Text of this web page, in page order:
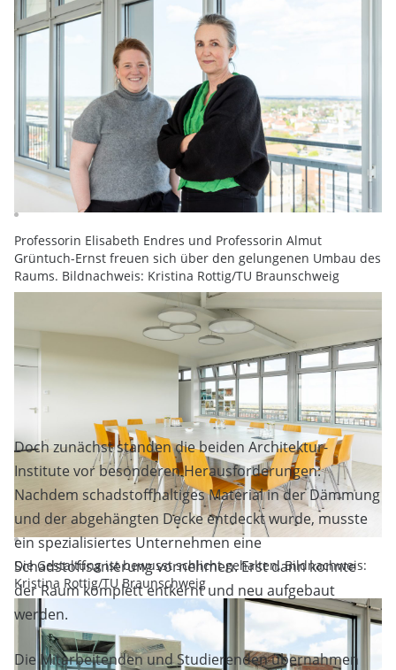
Professorin Elisabeth Endres und Professorin Almut
Grüntuch-Ernst freuen sich über den gelungenen Umbau des
Raums. Bildnachweis: Kristina Rottig/TU Braunschweig
Die Gestaltung ist bewusst schlicht gehalten. Bildnachweis:
Kristina Rottig/TU Braunschweig
Doch zunächst standen die beiden Architektur-
Institute vor besonderen Herausforderungen:
Nachdem schadstoffhaltiges Material in der Dämmung
und der abgehängten Decke entdeckt wurde, musste
ein spezialisiertes Unternehmen eine
Schadstoffsanierung vornehmen. Erst dann konnte
der Raum komplett entkernt und neu aufgebaut
werden.
Die Mitarbeitenden und Studierenden übernahmen